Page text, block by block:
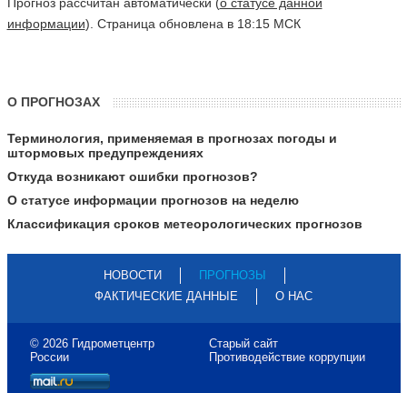
информации). Страница обновлена в 18:15 МСК
О ПРОГНОЗАХ
Терминология, применяемая в прогнозах погоды и
штормовых предупреждениях
Откуда возникают ошибки прогнозов?
О статусе информации прогнозов на неделю
Классификация сроков метеорологических прогнозов
НОВОСТИ
ПРОГНОЗЫ
ФАКТИЧЕСКИЕ ДАННЫЕ
О НАС
© 2026 Гидрометцентр
России
Старый сайт
Противодействие коррупции